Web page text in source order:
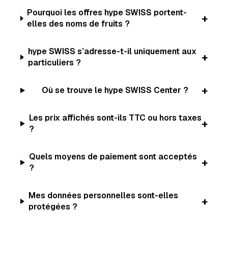
Pourquoi les offres hype SWISS portent-
elles des noms de fruits ?
+
hype SWISS s’adresse-t-il uniquement aux
particuliers ?
+
Où se trouve le hype SWISS Center ? +
Les prix affichés sont-ils TTC ou hors taxes
?
+
Quels moyens de paiement sont acceptés
?
+
Mes données personnelles sont-elles
protégées ?
+